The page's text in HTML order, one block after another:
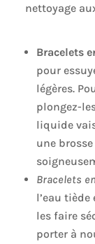
nettoyage
Bracelets
pour
légères.
plongez-
liquide
une
Bracelets
l’eau
les faire
porter à